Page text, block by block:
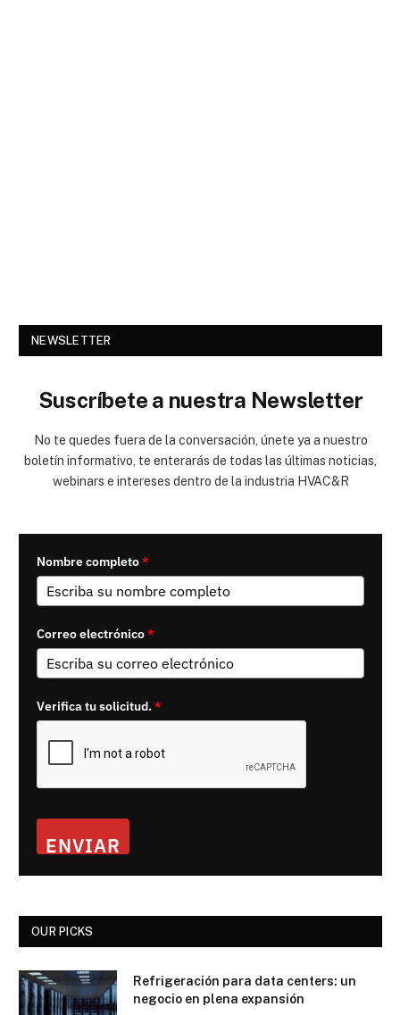
NEWSLETTER
Suscríbete a nuestra Newsletter
No te quedes fuera de la conversación, únete ya a nuestro
boletín informativo, te enterarás de todas las últimas noticias,
webinars e intereses dentro de la industria HVAC&R
Nombre completo*
Correo electrónico*
Verifica tu solicitud.*
ENVIAR
OUR PICKS
Refrigeración para data centers: un
negocio en plena expansión